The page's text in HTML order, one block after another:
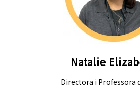
Natalie
Directora i Professora